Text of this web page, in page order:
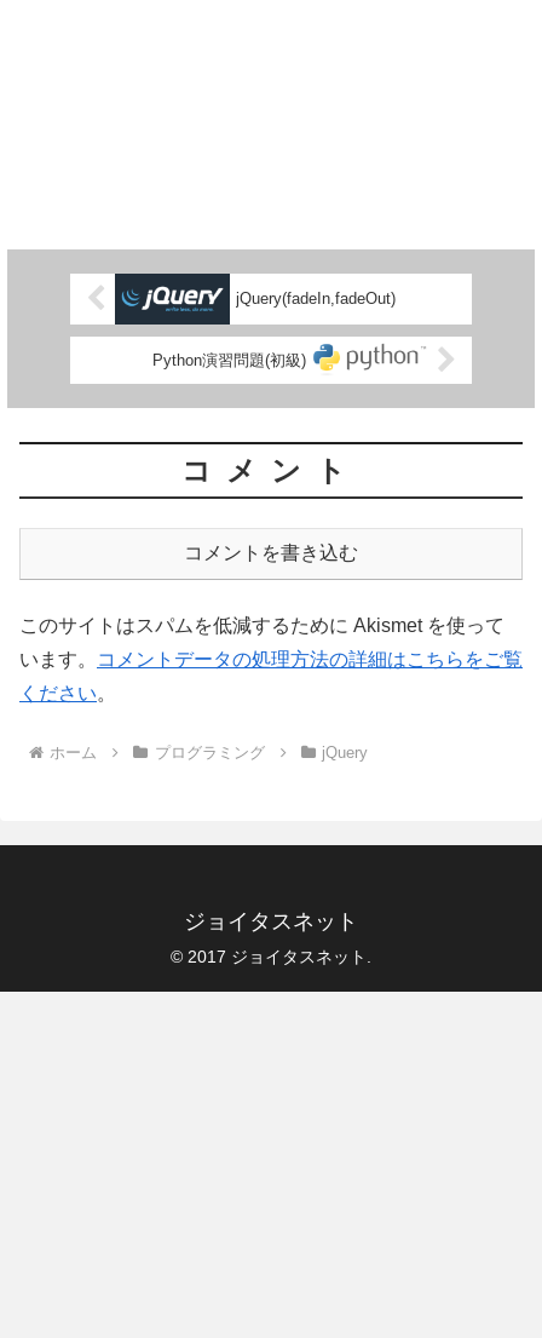
jQuery(fadeIn,fadeOut)
Python演習問題(初級)
コメント
コメントを書き込む
このサイトはスパムを低減するために Akismet を使って
います。
コメントデータの処理方法の詳細はこちらをご覧
ください。
ホーム プログラミング jQuery
ジョイタスネット
© 2017 ジョイタスネット.